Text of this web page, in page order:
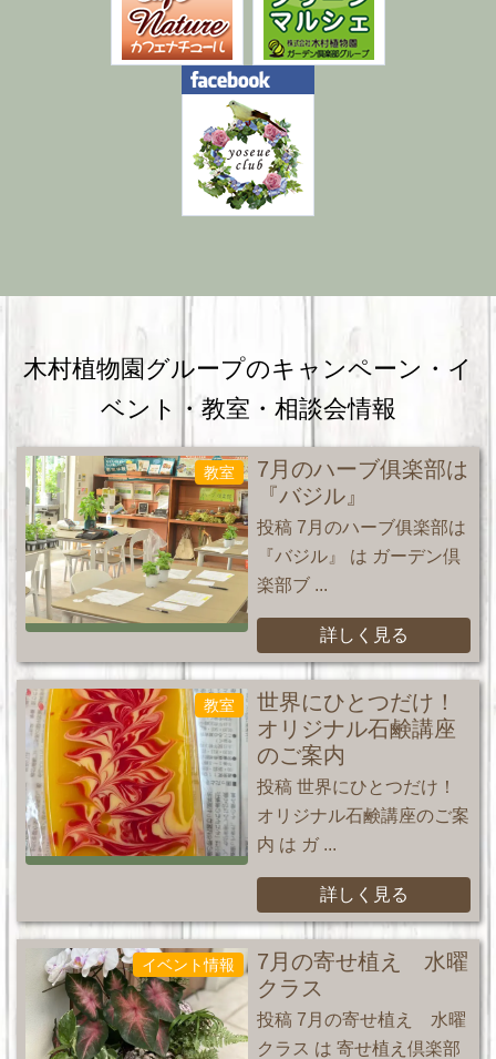
木村植物園グループのキャンペーン・ イ
ベント・教室・相談会情報
教室
7月のハーブ俱楽部は
『バジル』
投稿 7月のハーブ俱楽部は
『バジル』 は ガーデン倶
楽部ブ ...
詳しく見る
教室
世界にひとつだけ！
オリジナル石鹸講座
のご案内
投稿 世界にひとつだけ！
オリジナル石鹸講座のご案
内 は ガ ...
詳しく見る
イベント情報
7月の寄せ植え 水曜
クラス
投稿 7月の寄せ植え 水曜
クラス は 寄せ植え倶楽部